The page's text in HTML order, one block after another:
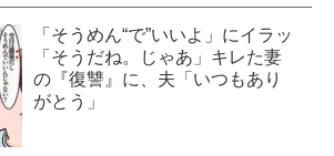
「そうめん“で”いいよ」にイラッ
「そうだね。じゃあ」キレた妻
の『復讐』に、夫「いつもあり
がとう」